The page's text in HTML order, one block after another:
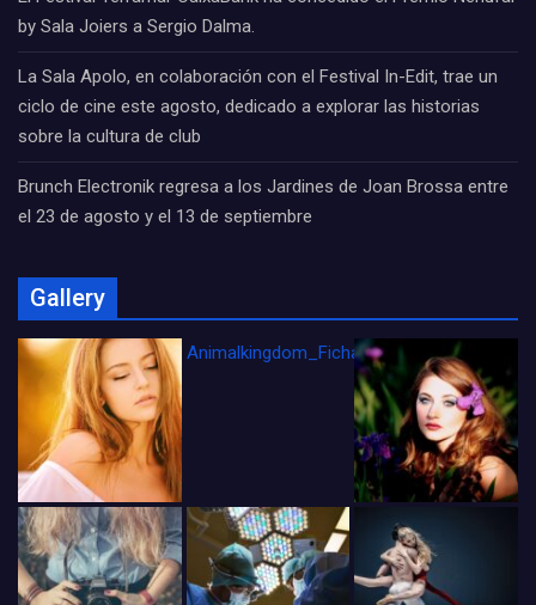
by Sala Joiers a Sergio Dalma.
La Sala Apolo, en colaboración con el Festival In-Edit, trae un
ciclo de cine este agosto, dedicado a explorar las historias
sobre la cultura de club
Brunch Electronik regresa a los Jardines de Joan Brossa entre
el 23 de agosto y el 13 de septiembre
Gallery
Animalkingdom_FichaCine